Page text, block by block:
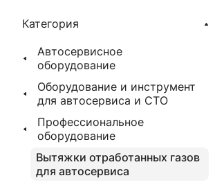
Категория
Автосервисное
оборудование
Оборудование и инструмент
для автосервиса и СТО
Профессиональное
оборудование
Вытяжки отработанных газов
для автосервиса